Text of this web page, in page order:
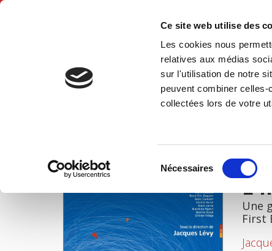
Ce site web utilise des
Les cookies nous
relatives aux médias
sur l'utilisation de notre
peuvent combiner
collectées lors de votre
Nécessaires
Home L'invention du Monde
FILES
Une
First